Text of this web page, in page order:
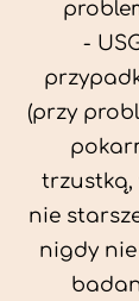
-
(przy
trzustką,
nie
nigdy nie